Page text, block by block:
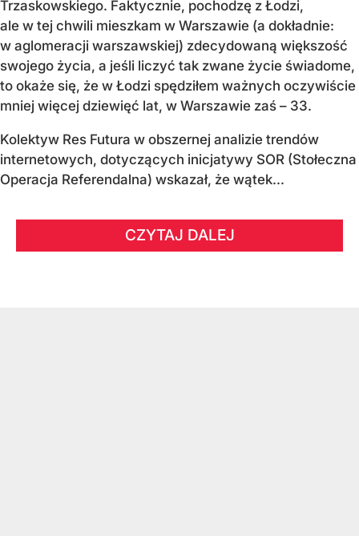
Trzaskowskiego. Faktycznie, pochodzę z Łodzi,
ale w tej chwili mieszkam w Warszawie (a dokładnie:
w aglomeracji warszawskiej) zdecydowaną większość
swojego życia, a jeśli liczyć tak zwane życie świadome,
to okaże się, że w Łodzi spędziłem ważnych oczywiście
mniej więcej dziewięć lat, w Warszawie zaś – 33.
Kolektyw Res Futura w obszernej analizie trendów
internetowych, dotyczących inicjatywy SOR (Stołeczna
Operacja Referendalna) wskazał, że wątek...
CZYTAJ DALEJ